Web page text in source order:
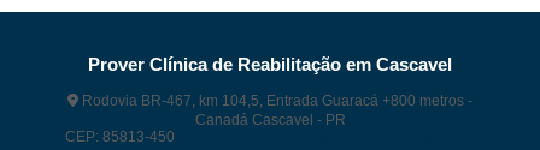
Prover Clínica de Reabilitação em Cascavel
Rodovia BR-467, km 104,5, Entrada Guaracá +800 metros -
Canadá Cascavel - PR
CEP: 85813-450